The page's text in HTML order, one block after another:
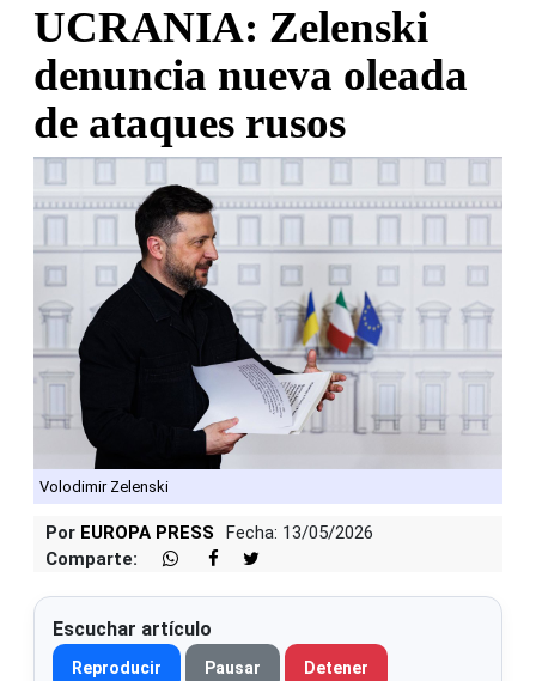
UCRANIA: Zelenski
denuncia nueva oleada
de ataques rusos
Volodimir Zelenski
Por EUROPA PRESS
Fecha: 13/05/2026
Comparte:
Escuchar artículo
Reproducir Pausar Detener